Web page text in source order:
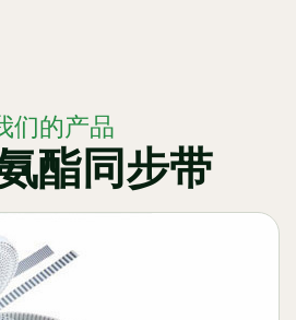
们的产品
酯同步带